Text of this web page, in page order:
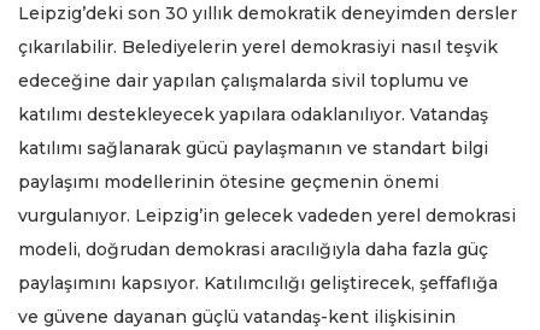
Leipzig’deki son 30 yıllık demokratik deneyimden dersler
çıkarılabilir. Belediyelerin yerel demokrasiyi nasıl teşvik
edeceğine dair yapılan çalışmalarda sivil toplumu ve
katılımı destekleyecek yapılara odaklanılıyor. Vatandaş
katılımı sağlanarak gücü paylaşmanın ve standart bilgi
paylaşımı modellerinin ötesine geçmenin önemi
vurgulanıyor. Leipzig’in gelecek vadeden yerel demokrasi
modeli, doğrudan demokrasi aracılığıyla daha fazla güç
paylaşımını kapsıyor. Katılımcılığı geliştirecek, şeffaflığa
ve güvene dayanan güçlü vatandaş-kent ilişkisinin